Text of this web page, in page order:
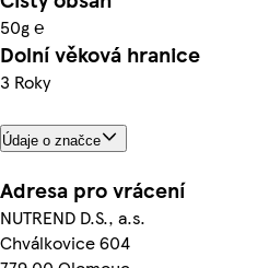
50g ℮
Dolní věková hranice
3 Roky
Údaje o značce
Adresa pro vrácení
NUTREND D.S., a.s.
Chválkovice 604